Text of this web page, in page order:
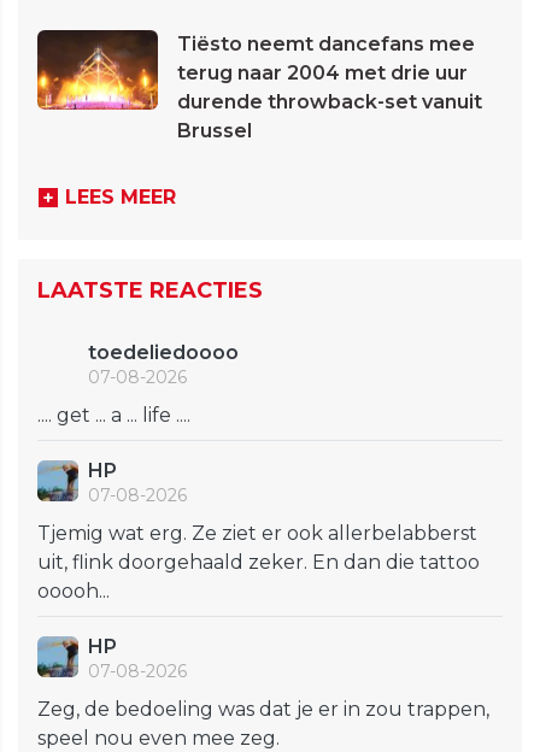
Tiësto neemt dancefans mee
terug naar 2004 met drie uur
durende throwback-set vanuit
Brussel
LEES MEER
LAATSTE REACTIES
toedeliedoooo
07-08-2026
.... get ... a ... life ....
HP
07-08-2026
Tjemig wat erg. Ze ziet er ook allerbelabberst
uit, flink doorgehaald zeker. En dan die tattoo
ooooh...
HP
07-08-2026
Zeg, de bedoeling was dat je er in zou trappen,
speel nou even mee zeg.